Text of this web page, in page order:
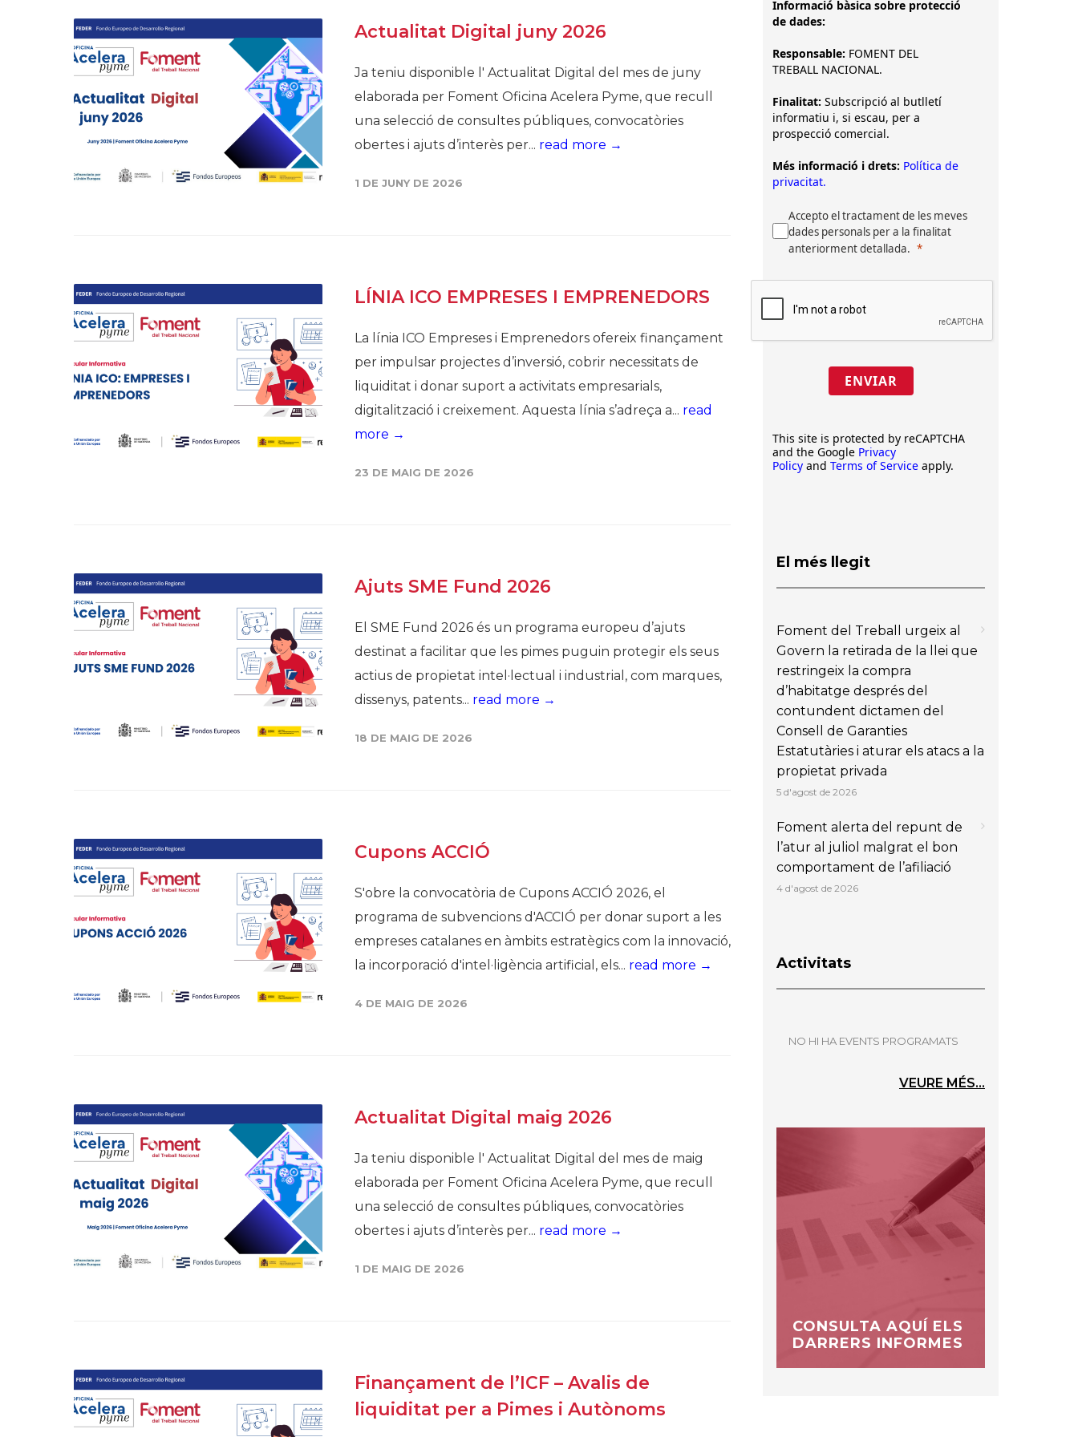
Història
Biblioteca Arxiu
Seu Social
Actualitat Digital juny 2026
Ja teniu disponible l' Actualitat Digital del mes de juny
elaborada per Foment Oficina Acelera Pyme, que recull
una selecció de consultes públiques, convocatòries
obertes i ajuts d’interès per... read more →
1 DE JUNY DE 2026
LÍNIA ICO EMPRESES I EMPRENEDORS
La línia ICO Empreses i Emprenedors ofereix finançament
per impulsar projectes d’inversió, cobrir necessitats de
liquiditat i donar suport a activitats empresarials,
digitalització i creixement. Aquesta línia s’adreça a... read
more →
23 DE MAIG DE 2026
Ajuts SME Fund 2026
El SME Fund 2026 és un programa europeu d’ajuts
destinat a facilitar que les pimes puguin protegir els seus
actius de propietat intel·lectual i industrial, com marques,
dissenys, patents... read more →
18 DE MAIG DE 2026
Cupons ACCIÓ
S'obre la convocatòria de Cupons ACCIÓ 2026, el
programa de subvencions d'ACCIÓ per donar suport a les
empreses catalanes en àmbits estratègics com la innovació,
la incorporació d'intel·ligència artificial, els... read more →
4 DE MAIG DE 2026
Actualitat Digital maig 2026
Ja teniu disponible l' Actualitat Digital del mes de maig
elaborada per Foment Oficina Acelera Pyme, que recull
una selecció de consultes públiques, convocatòries
obertes i ajuts d’interès per... read more →
1 DE MAIG DE 2026
Finançament de l’ICF – Avalis de
liquiditat per a Pimes i Autònoms
Informació bàsica sobre protecció
de dades:
Responsable: FOMENT DEL
TREBALL NACIONAL.
Finalitat: Subscripció al butlletí
informatiu i, si escau, per a
prospecció comercial.
Més informació i drets: Política de
privacitat.
Accepto el tractament de les meves
dades personals per a la finalitat
anteriorment detallada.
ENVIAR
This site is protected by reCAPTCHA
and the Google Privacy
Policy and Terms of Service apply.
El més llegit
Foment del Treball urgeix al
Govern la retirada de la llei que
restringeix la compra
d’habitatge després del
contundent dictamen del
Consell de Garanties
Estatutàries i aturar els atacs a la
propietat privada
5 d'agost de 2026
Foment alerta del repunt de
l’atur al juliol malgrat el bon
comportament de l’afiliació
4 d'agost de 2026
Activitats
NO HI HA EVENTS PROGRAMATS
VEURE MÉS...
CONSULTA AQUÍ ELS
DARRERS INFORMES